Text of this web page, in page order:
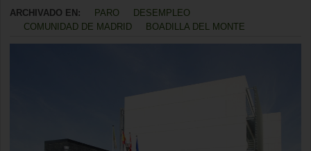
ARCHIVADO EN:
PARO
DESEMPLEO
COMUNIDAD DE MADRID
BOADILLA DEL MONTE